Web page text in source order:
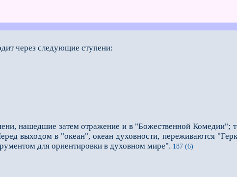
через следующие ступени:
нашедшие затем от­ражение и в "Божественной Комедии";
выходом в "океан", океан духовности, переживаются
для ориентировки в духовном мире". 187 (6)